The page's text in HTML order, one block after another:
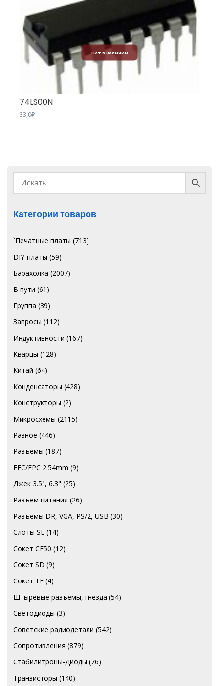
Нет в наличии
74LS00N
33,0₽
Категории товаров
`Печатные платы (713)
DIY-платы (59)
Барахолка (2007)
В пути (61)
Группа (39)
Запросы (112)
Индуктивности (167)
Кварцы (128)
Китай (64)
Конденсаторы (428)
Конструкторы (2)
Микросхемы (2115)
Разное (446)
Разъёмы (187)
FFC/FPC 2.54mm (9)
Джек 3.5", 6.3" (25)
Разъём питания (26)
Разъёмы DR, VGA, PS/2, USB (30)
Слоты SL (14)
Сокет CF50 (12)
Сокет SD (9)
Сокет TF (4)
Штыревые разъёмы, гнёзда (54)
Светодиоды (3)
Советские радиодетали (542)
Сопротивления (879)
Стабилитроны-Диоды (76)
Транзисторы (140)